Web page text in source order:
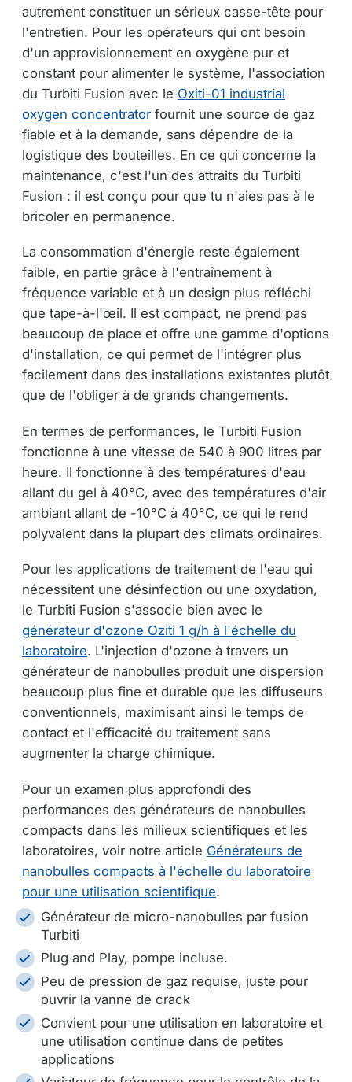
autrement constituer un sérieux casse-tête pour
l'entretien. Pour les opérateurs qui ont besoin
d'un approvisionnement en oxygène pur et
constant pour alimenter le système, l'association
du Turbiti Fusion avec le Oxiti-01 industrial
oxygen concentrator fournit une source de gaz
fiable et à la demande, sans dépendre de la
logistique des bouteilles. En ce qui concerne la
maintenance, c'est l'un des attraits du Turbiti
Fusion : il est conçu pour que tu n'aies pas à le
bricoler en permanence.
La consommation d'énergie reste également
faible, en partie grâce à l'entraînement à
fréquence variable et à un design plus réfléchi
que tape-à-l'œil. Il est compact, ne prend pas
beaucoup de place et offre une gamme d'options
d'installation, ce qui permet de l'intégrer plus
facilement dans des installations existantes plutôt
que de l'obliger à de grands changements.
En termes de performances, le Turbiti Fusion
fonctionne à une vitesse de 540 à 900 litres par
heure. Il fonctionne à des températures d'eau
allant du gel à 40°C, avec des températures d'air
ambiant allant de -10°C à 40°C, ce qui le rend
polyvalent dans la plupart des climats ordinaires.
Pour les applications de traitement de l'eau qui
nécessitent une désinfection ou une oxydation,
le Turbiti Fusion s'associe bien avec le
générateur d'ozone Oziti 1 g/h à l'échelle du
laboratoire. L'injection d'ozone à travers un
générateur de nanobulles produit une dispersion
beaucoup plus fine et durable que les diffuseurs
conventionnels, maximisant ainsi le temps de
contact et l'efficacité du traitement sans
augmenter la charge chimique.
Pour un examen plus approfondi des
performances des générateurs de nanobulles
compacts dans les milieux scientifiques et les
laboratoires, voir notre article Générateurs de
nanobulles compacts à l'échelle du laboratoire
pour une utilisation scientifique.
Générateur de micro-nanobulles par fusion
Turbiti
Plug and Play, pompe incluse.
Peu de pression de gaz requise, juste pour
ouvrir la vanne de crack
Convient pour une utilisation en laboratoire et
une utilisation continue dans de petites
applications